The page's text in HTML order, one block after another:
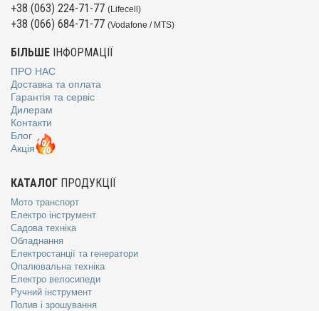
+38 (063) 224-71-77 (Lifecell)
+38 (066) 684-71-77 (Vodafone / MTS)
БІЛЬШЕ ІНФОРМАЦІЇ
ПРО НАС
Доставка та оплата
Гарантія та сервіс
Дилерам
Контакти
Блог
Акція
КАТАЛОГ ПРОДУКЦІЇ
Мото транспорт
Електро інструмент
Садова техніка
Обладнання
Електростанції та генератори
Опалювальна техніка
Електро велосипеди
Ручний інструмент
Полив і зрошування